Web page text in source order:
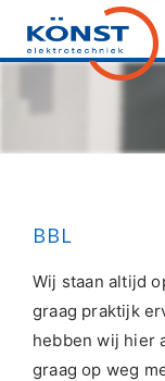
BBL
Wij staan altijd
graag praktijk
hebben wij hier
graag op weg